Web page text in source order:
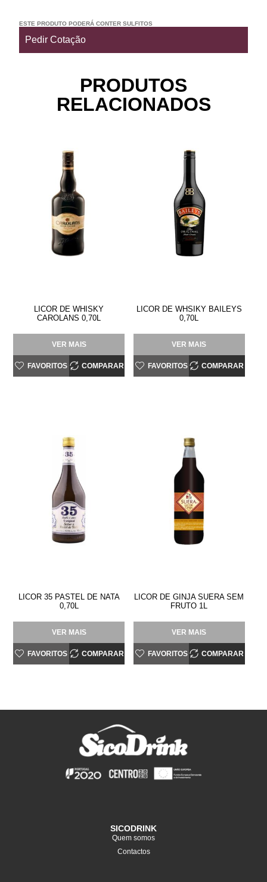
ESTE PRODUTO PODERÁ CONTER SULFITOS
Pedir Cotação
PRODUTOS
RELACIONADOS
LICOR DE WHISKY
CAROLANS 0,70L
VER MAIS
FAVORITOS COMPARAR
LICOR DE WHSIKY BAILEYS
0,70L
VER MAIS
FAVORITOS COMPARAR
LICOR 35 PASTEL DE NATA
0,70L
VER MAIS
FAVORITOS COMPARAR
LICOR DE GINJA SUERA SEM
FRUTO 1L
VER MAIS
FAVORITOS COMPARAR
SICODRINK
Quem somos
Contactos